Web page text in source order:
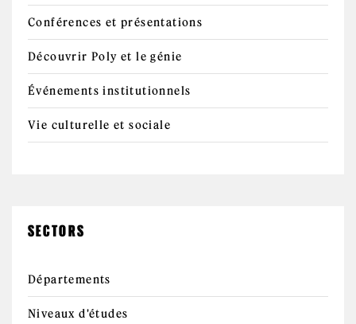
Conférences et présentations
Découvrir Poly et le génie
Événements institutionnels
Vie culturelle et sociale
SECTORS
Départements
Niveaux d'études